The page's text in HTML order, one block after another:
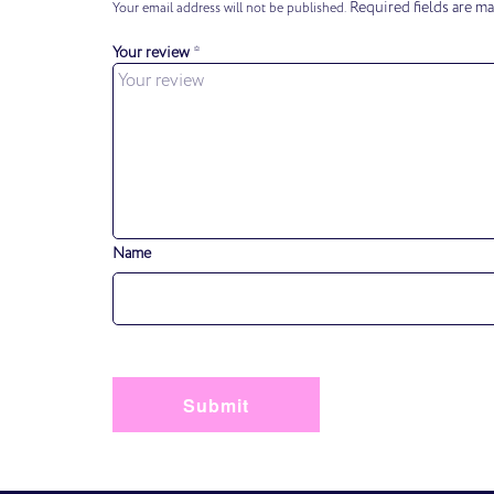
Your email address will not be published. Required fields are
Your review *
Name